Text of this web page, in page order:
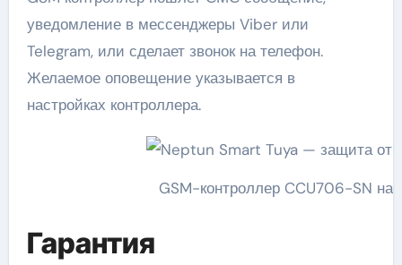
уведомление в мессенджеры Viber или
Telegram, или сделает звонок на телефон.
Желаемое оповещение указывается в
настройках контроллера.
GSM-контроллер CCU706-SN
Гарантия